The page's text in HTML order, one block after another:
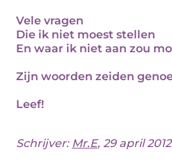
Vele vragen
Die ik niet moest stellen
En waar ik niet aan zou
Zijn woorden zeiden
Leef!
Schrijver: Mr.E, 29 april 2012